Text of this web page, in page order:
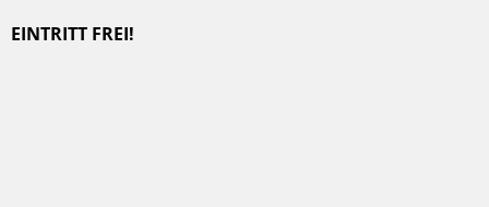
EINTRITT FREI!